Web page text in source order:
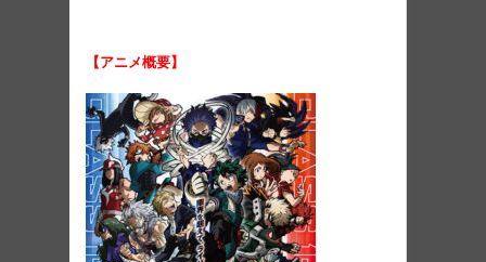
【アニメ概要】